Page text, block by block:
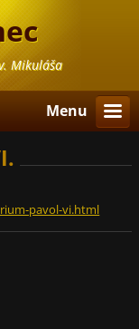
Mikuláša
Menu
pavol-vi.html